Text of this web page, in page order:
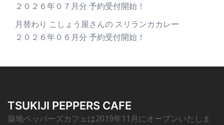
２０２６年０７月分 予約受付開始！
月替わり こしょう屋さんの スリランカカレー
２０２６年０６月分 予約受付開始！
TSUKIJI PEPPERS CAFE
築地ペッパーズカフェは2019年11月にオープンいたしま